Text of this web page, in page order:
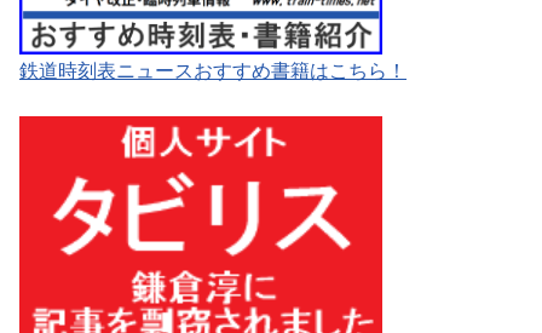
鉄道時刻表ニュースおすすめ書籍はこちら！